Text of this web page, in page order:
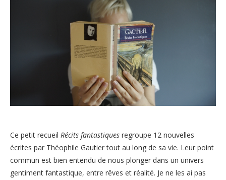
Ce petit recueil Récits fantastiques regroupe 12 nouvelles
écrites par Théophile Gautier tout au long de sa vie. Leur point
commun est bien entendu de nous plonger dans un univers
gentiment fantastique, entre rêves et réalité. Je ne les ai pas